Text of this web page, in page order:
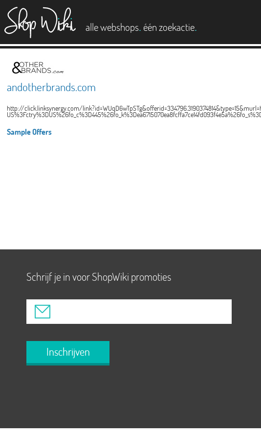
alle webshops. één zoekactie.
andotherbrands.com
http://click.linksynergy.com/
Sample Offers
Schrijf je in voor ShopWiki promoties
Inschrijven